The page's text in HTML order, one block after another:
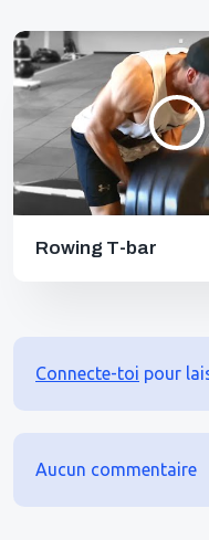
Rowing T-bar
Connecte-toi pour
Aucun commentaire